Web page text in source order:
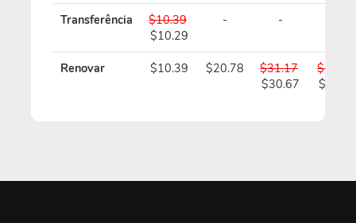
Transferência
$10.39
$10.29
- -
Renovar $10.39 $20.78
$31.17
$30.67
$41.56
$40.56